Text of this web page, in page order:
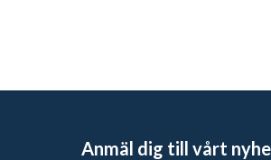
Anmäl dig till vårt